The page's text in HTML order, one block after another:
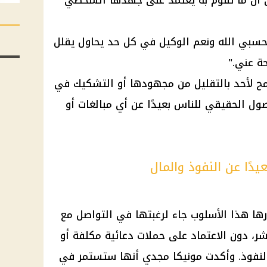
الله ونعم الوكيل في كل حد يحاول يقلل
عني."
لأحد بالتقليل من مجهودها أو التشكيك في
الحقيقي للناس بعيدًا عن أي مبالغات أو
عن النفوذ والمال
هذا الأسلوب جاء لرغبتها في التواصل مع
دون الاعتماد على حملات دعائية مكلفة أو
وأكدت مونيكا مجدي أنها ستستمر في